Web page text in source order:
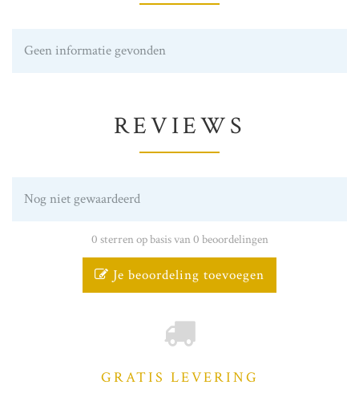
Geen informatie gevonden
REVIEWS
Nog niet gewaardeerd
0 sterren op basis van 0 beoordelingen
Je beoordeling toevoegen
GRATIS LEVERING